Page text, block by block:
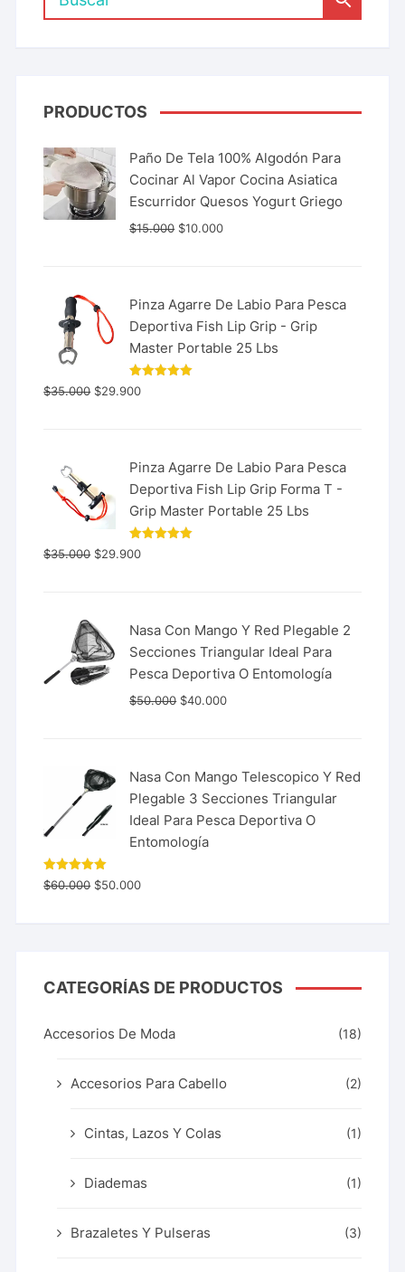
PRODUCTOS
Paño De Tela 100% Algodón Para
Cocinar Al Vapor Cocina Asiatica
Escurridor Quesos Yogurt Griego
$15.000 $10.000
Pinza Agarre De Labio Para Pesca
Deportiva Fish Lip Grip - Grip
Master Portable 25 Lbs
Valorado
con
$35.000 $29.900
Pinza Agarre De Labio Para Pesca
Deportiva Fish Lip Grip Forma T -
Grip Master Portable 25 Lbs
Valorado
con
$35.000 $29.900
Nasa Con Mango Y Red Plegable 2
Secciones Triangular Ideal Para
Pesca Deportiva O Entomología
$50.000 $40.000
Nasa Con Mango Telescopico Y Red
Plegable 3 Secciones Triangular
Ideal Para Pesca Deportiva O
Entomología
Valorado
con5.00
$60.000 $50.000
CATEGORÍAS DE PRODUCTOS
Accesorios De Moda (18)
Accesorios Para Cabello (2)
Cintas, Lazos Y Colas (1)
Diademas (1)
Brazaletes Y Pulseras (3)